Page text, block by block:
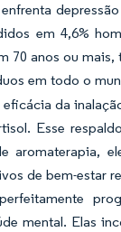
em 4,6%
70 anos ou
em todo o
da
Esse
aromaterapia,
de bem-estar
mental. Elas